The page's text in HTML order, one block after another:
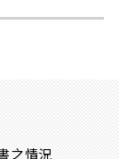
之情況